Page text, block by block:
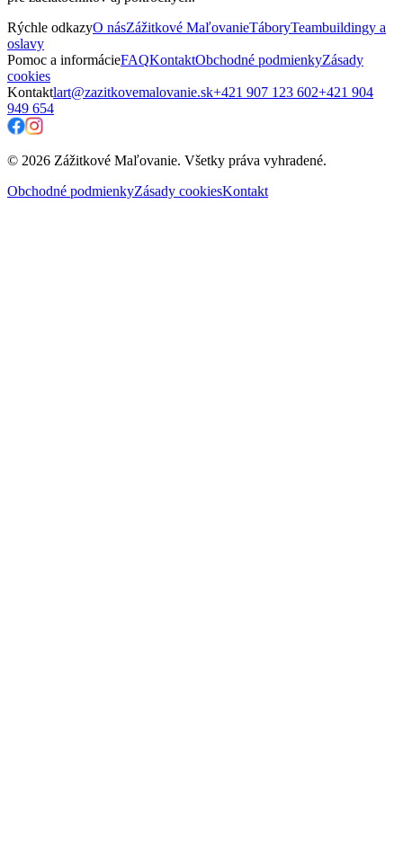
Rýchle odkazyO násZážitkové MaľovanieTáboryTeambuildingy a
oslavy
Pomoc a informácieFAQKontaktObchodné podmienkyZásady
cookies
Kontaktlart@zazitkovemalovanie.sk+421 907 123 602+421 904
949 654
© 2026 Zážitkové Maľovanie. Všetky práva vyhradené.
Obchodné podmienkyZásady cookiesKontakt